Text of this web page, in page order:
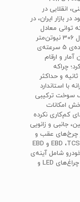
انقلابی در
بازار ایران، در
3.3 لیتر است که توانی معادل
235 اسب‌بخار در دور 6800 و گشتاوری معادل 306 نیوتن‌متر
تولید می‌کند. این توان از طریق یک جعبه‌دنده‌ی 5 سرعته‌ی
و ارقام
چراکه
هیوندای آزرا شتاب صفر تا صدی برابر با 8.4 ثانیه و حداکثر
با استاندارد
با میزان مصرف سوخت ترکیبی
هیوندای آزرای 2007 در بخش امکانات
کم‌کاری نکرده
جانبی و زانویی
چرخ‌های عقب و
جلو به‌صورت خنک‌شونده تعبیه کرده است. EBD ،TCS و EBD
شامل آینه‌ی
برقی، گرم‌کن و سردکن صندلی، کروز کنترل، چراغ‌های LED و